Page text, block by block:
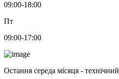
09:00-18:00
Пт
09:00-17:00
Остання середа місяця -